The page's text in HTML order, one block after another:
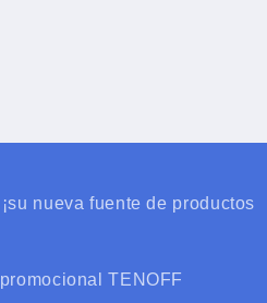
nueva fuente de productos
TENOFF